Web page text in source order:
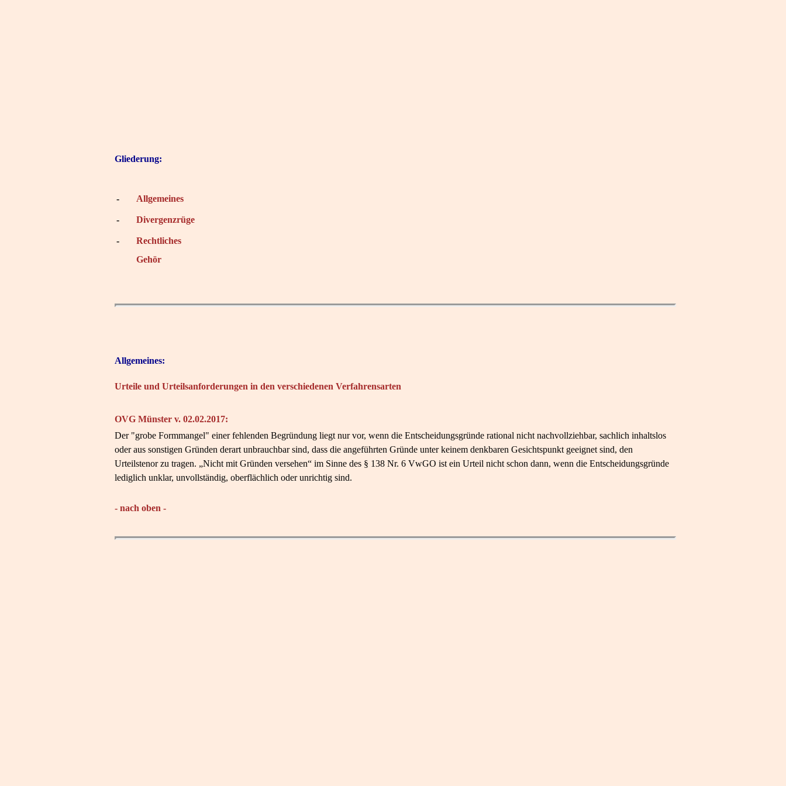
Gliederung:
- Allgemeines
- Divergenzrüge
-
Rechtliches
Gehör
Allgemeines:
Urteile und Urteilsanforderungen in den verschiedenen Verfahrensarten
OVG Münster v. 02.02.2017:
Der "grobe Formmangel" einer fehlenden Begründung liegt nur vor, wenn die Entscheidungsgründe rational nicht nachvollziehbar, sachlich inhaltslos
oder aus sonstigen Gründen derart unbrauchbar sind, dass die angeführten Gründe unter keinem denkbaren Gesichtspunkt geeignet sind, den
Urteilstenor zu tragen. „Nicht mit Gründen versehen“ im Sinne des § 138 Nr. 6 VwGO ist ein Urteil nicht schon dann, wenn die Entscheidungsgründe
lediglich unklar, unvollständig, oberflächlich oder unrichtig sind.
- nach oben -